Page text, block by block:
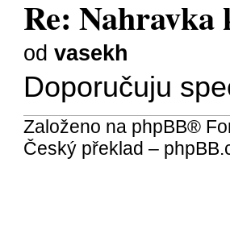
Re:
odvasekh
Doporučuju
Založeno na phpBB®
Český překlad –